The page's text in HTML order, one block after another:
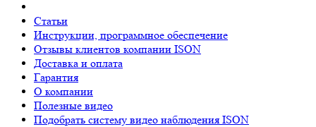
Статьи
Инструкции, программное обеспечение
Отзывы клиентов компании ISON
Доставка и оплата
Гарантия
О компании
Полезные видео
Подобрать систему видео наблюдения ISON